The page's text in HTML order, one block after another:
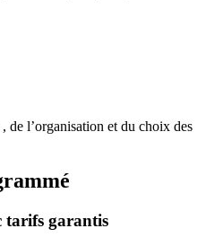
de l’organisation et du choix des
tarifs garantis